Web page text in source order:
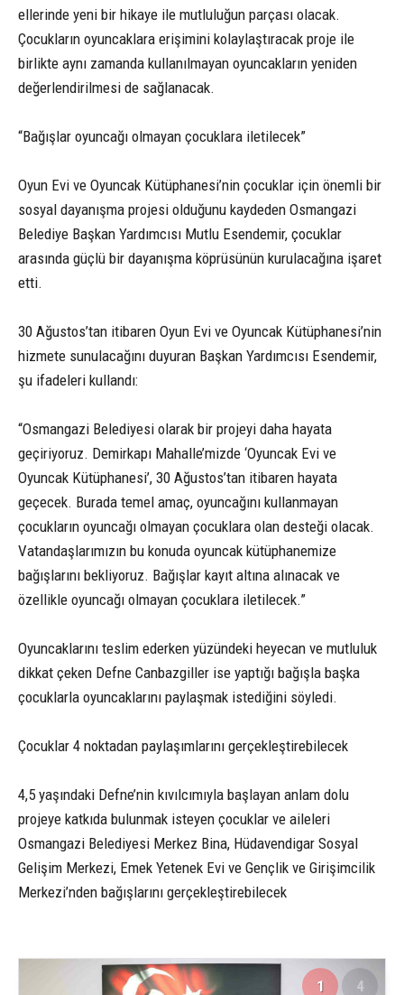
ellerinde yeni bir hikaye ile mutluluğun parçası olacak.
Çocukların oyuncaklara erişimini kolaylaştıracak proje ile
birlikte aynı zamanda kullanılmayan oyuncakların yeniden
değerlendirilmesi de sağlanacak.
“Bağışlar oyuncağı olmayan çocuklara iletilecek”
Oyun Evi ve Oyuncak Kütüphanesi’nin çocuklar için önemli bir
sosyal dayanışma projesi olduğunu kaydeden Osmangazi
Belediye Başkan Yardımcısı Mutlu Esendemir, çocuklar
arasında güçlü bir dayanışma köprüsünün kurulacağına işaret
etti.
30 Ağustos’tan itibaren Oyun Evi ve Oyuncak Kütüphanesi’nin
hizmete sunulacağını duyuran Başkan Yardımcısı Esendemir,
şu ifadeleri kullandı:
“Osmangazi Belediyesi olarak bir projeyi daha hayata
geçiriyoruz. Demirkapı Mahalle’mizde ‘Oyuncak Evi ve
Oyuncak Kütüphanesi’, 30 Ağustos’tan itibaren hayata
geçecek. Burada temel amaç, oyuncağını kullanmayan
çocukların oyuncağı olmayan çocuklara olan desteği olacak.
Vatandaşlarımızın bu konuda oyuncak kütüphanemize
bağışlarını bekliyoruz. Bağışlar kayıt altına alınacak ve
özellikle oyuncağı olmayan çocuklara iletilecek.”
Oyuncaklarını teslim ederken yüzündeki heyecan ve mutluluk
dikkat çeken Defne Canbazgiller ise yaptığı bağışla başka
çocuklarla oyuncaklarını paylaşmak istediğini söyledi.
Çocuklar 4 noktadan paylaşımlarını gerçekleştirebilecek
4,5 yaşındaki Defne’nin kıvılcımıyla başlayan anlam dolu
projeye katkıda bulunmak isteyen çocuklar ve aileleri
Osmangazi Belediyesi Merkez Bina, Hüdavendigar Sosyal
Gelişim Merkezi, Emek Yetenek Evi ve Gençlik ve Girişimcilik
Merkezi’nden bağışlarını gerçekleştirebilecek
1 4